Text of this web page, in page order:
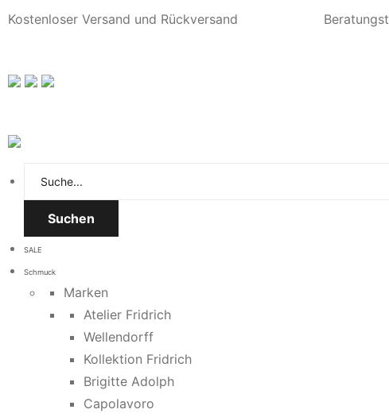
Kostenloser Versand und Rückversand
Suchen
SALE
Schmuck
Marken
Atelier Fridrich
Wellendorff
Kollektion Fridrich
Brigitte Adolph
Capolavoro